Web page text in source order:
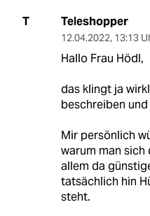
T Teleshopper
12.04.2022, 13:13
Hallo Frau Hödl,
das klingt ja
beschreiben
Mir persönlich
warum man
allem da
tatsächlich hin
steht.